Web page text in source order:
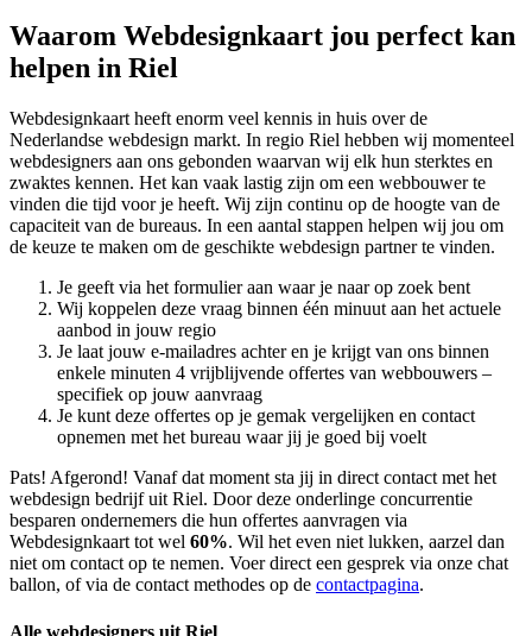
Waarom Webdesignkaart jou perfect kan
helpen in Riel
Webdesignkaart heeft enorm veel kennis in huis over de
Nederlandse webdesign markt. In regio Riel hebben wij momenteel
webdesigners aan ons gebonden waarvan wij elk hun sterktes en
zwaktes kennen. Het kan vaak lastig zijn om een webbouwer te
vinden die tijd voor je heeft. Wij zijn continu op de hoogte van de
capaciteit van de bureaus. In een aantal stappen helpen wij jou om
de keuze te maken om de geschikte webdesign partner te vinden.
Je geeft via het formulier aan waar je naar op zoek bent
Wij koppelen deze vraag binnen één minuut aan het actuele
aanbod in jouw regio
Je laat jouw e-mailadres achter en je krijgt van ons binnen
enkele minuten 4 vrijblijvende offertes van webbouwers –
specifiek op jouw aanvraag
Je kunt deze offertes op je gemak vergelijken en contact
opnemen met het bureau waar jij je goed bij voelt
Pats! Afgerond! Vanaf dat moment sta jij in direct contact met het
webdesign bedrijf uit Riel. Door deze onderlinge concurrentie
besparen ondernemers die hun offertes aanvragen via
Webdesignkaart tot wel 60%. Wil het even niet lukken, aarzel dan
niet om contact op te nemen. Voer direct een gesprek via onze chat
ballon, of via de contact methodes op de contactpagina.
Alle webdesigners uit Riel